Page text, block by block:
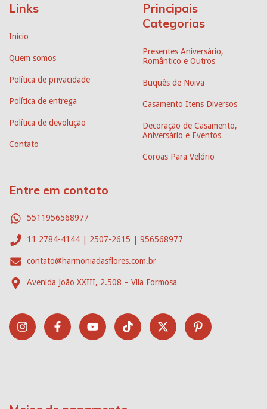
Links
Início
Quem somos
Política de privacidade
Política de entrega
Política de devolução
Contato
Principais
Categorias
Presentes Aniversário,
Romântico e Outros
Buquês de Noiva
Casamento Itens Diversos
Decoração de Casamento,
Aniversário e Eventos
Coroas Para Velório
Entre em contato
5511956568977
11 2784-4144 | 2507-2615 | 956568977
contato@harmoniadasflores.com.br
Avenida João XXIII, 2.508 – Vila Formosa